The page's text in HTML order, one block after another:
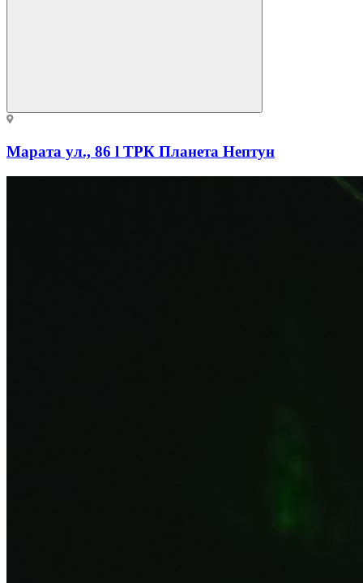
Марата ул., 86 l ТРК Планета Нептун